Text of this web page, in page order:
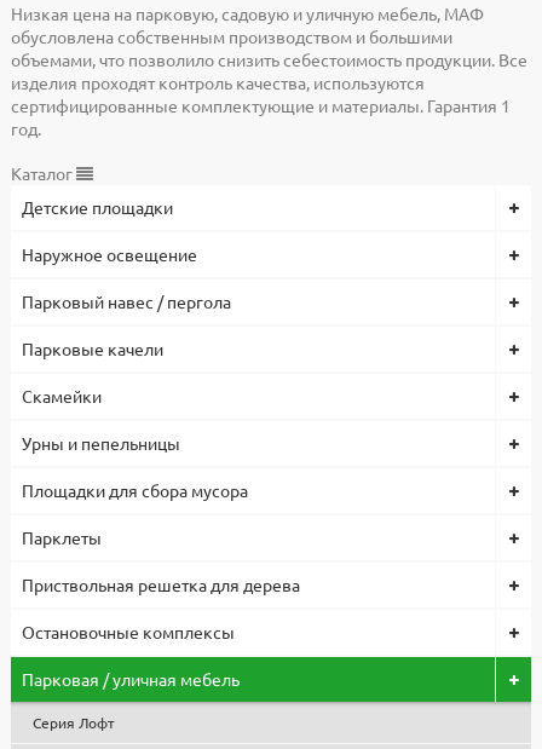
Низкая цена на парковую, садовую и уличную мебель, МАФ
обусловлена собственным производством и большими
объемами, что позволило снизить себестоимость продукции. Все
изделия проходят контроль качества, используются
сертифицированные комплектующие и материалы. Гарантия 1
год.
Каталог
Детские площадки
Наружное освещение
Парковый навес / пергола
Парковые качели
Скамейки
Урны и пепельницы
Площадки для сбора мусора
Парклеты
Приствольная решетка для дерева
Остановочные комплексы
Парковая / уличная мебель
Серия Лофт